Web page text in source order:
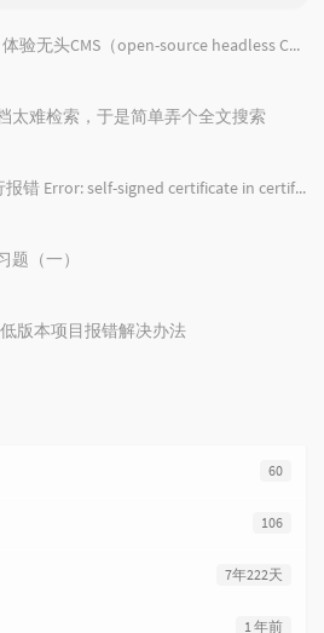
评
论
文
本地跑通Strapi4，体验无头CMS（open-source headless CMS）
太难检索，于是简单弄个全文搜索
uniapp 云函数运行报错 Error: self-signed certificate in certificate chain
题（一）
版本项目报错解决办法
60
106
7年222天
1 年前